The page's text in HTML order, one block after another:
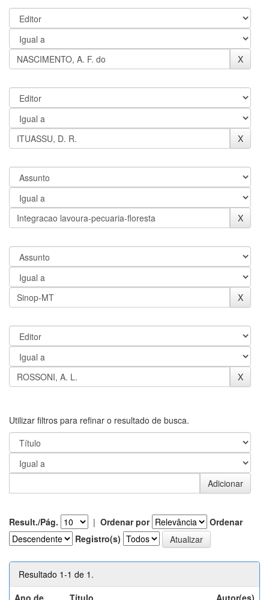
Utilizar filtros para refinar o resultado de busca.
Result./Pág. | Ordenar por
Ordenar
Registro(s)
Resultado 1-1 de 1.
Ano de
Título Autor(es)